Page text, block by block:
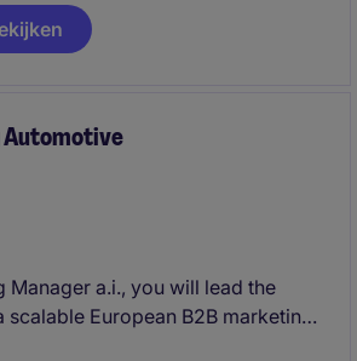
Stap in een commerciële
vanaf dag één leert hoe je relaties
brengen.
Manager a.i., you will lead the
European B2B marketing